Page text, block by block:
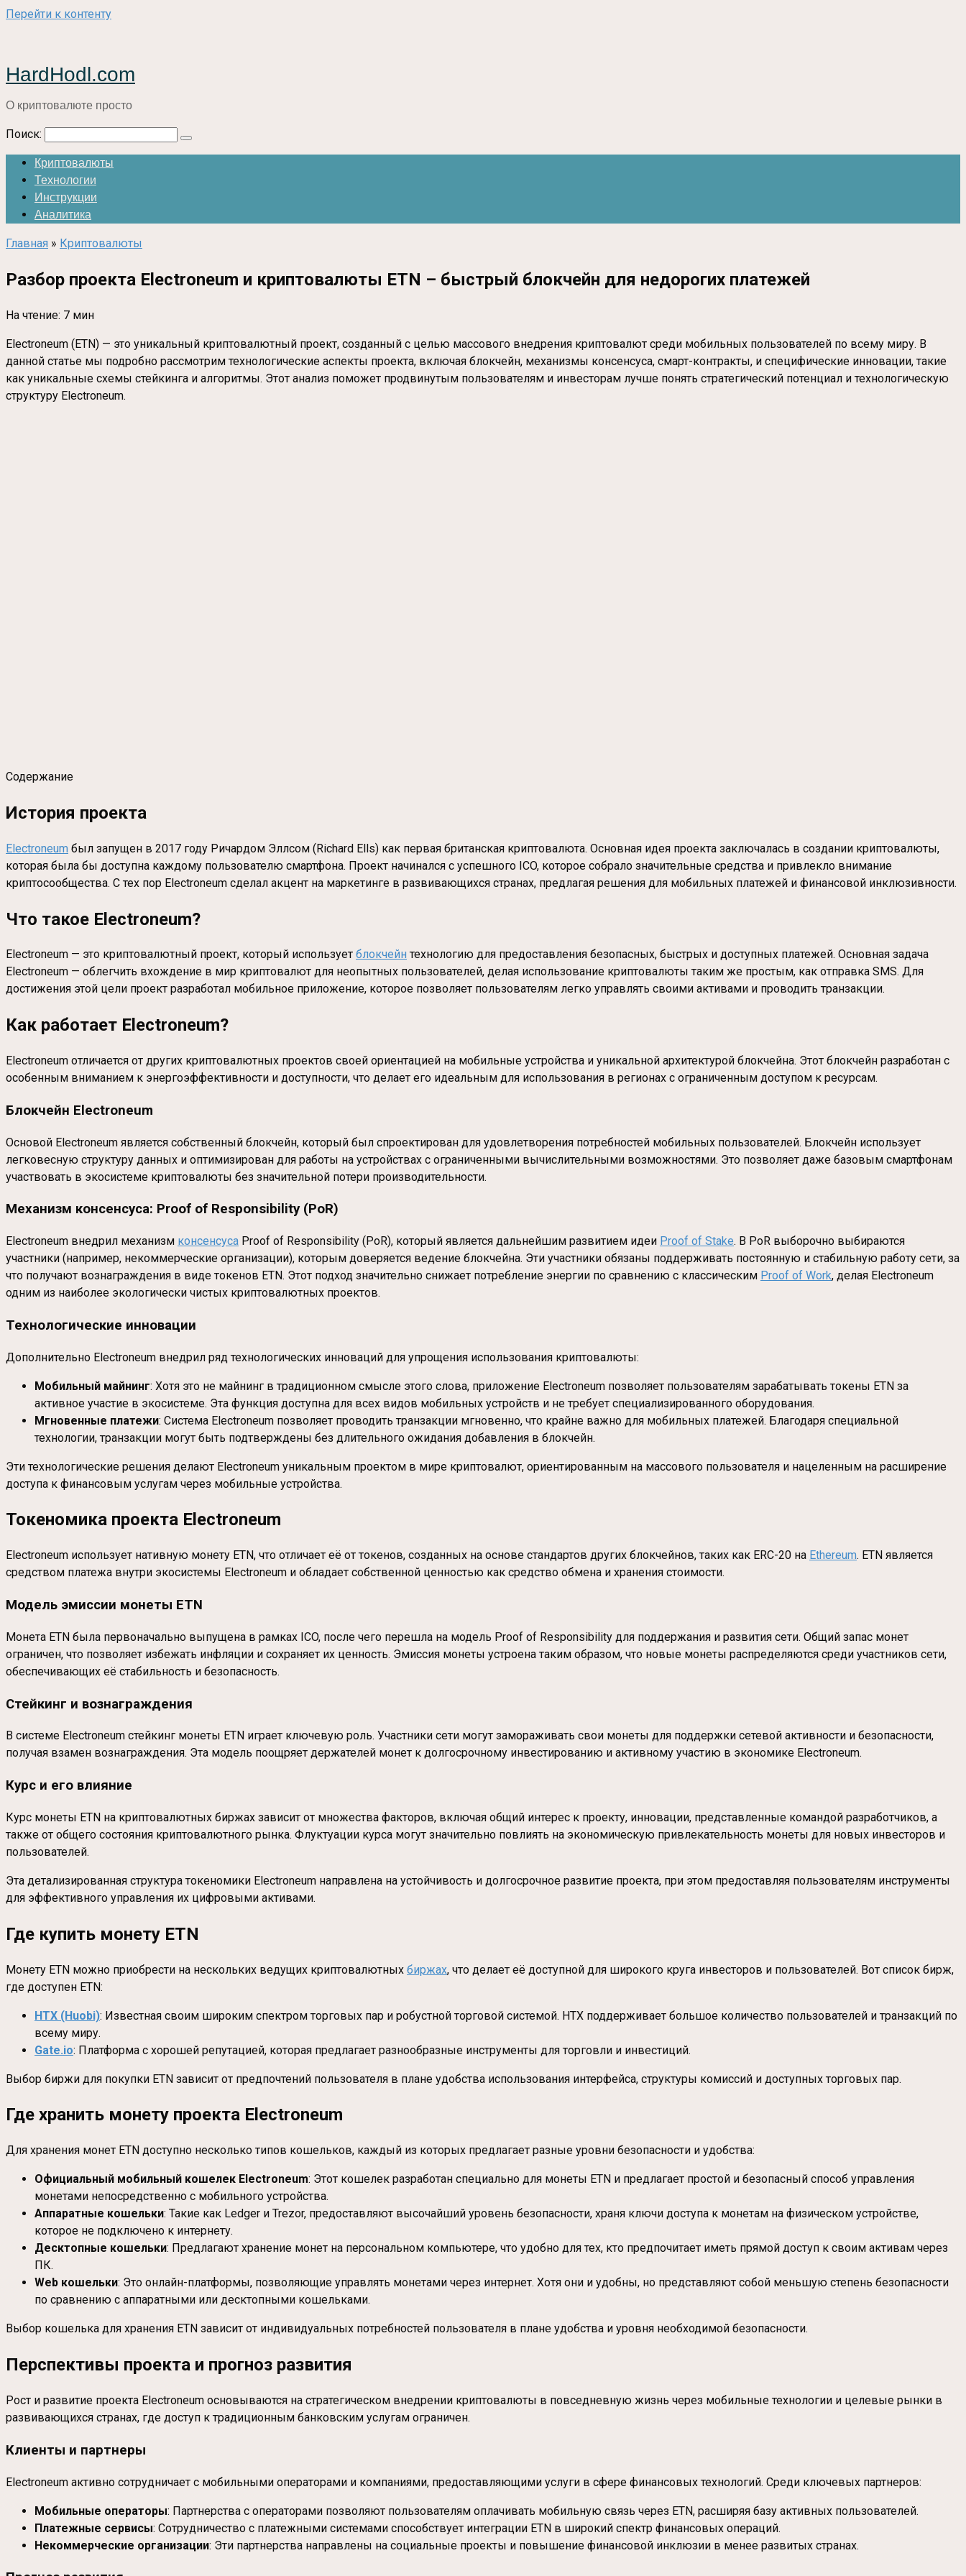
Перейти к контенту
HardHodl.com
О криптовалюте просто
Поиск:
Криптовалюты
Технологии
Инструкции
Аналитика
Главная » Криптовалюты
Разбор проекта Electroneum и криптовалюты ETN – быстрый блокчейн для недорогих платежей
На чтение: 7 мин
Electroneum (ETN) — это уникальный криптовалютный проект, созданный с целью массового внедрения криптовалют среди мобильных пользователей по всему миру. В
данной статье мы подробно рассмотрим технологические аспекты проекта, включая блокчейн, механизмы консенсуса, смарт-контракты, и специфические инновации, такие
как уникальные схемы стейкинга и алгоритмы. Этот анализ поможет продвинутым пользователям и инвесторам лучше понять стратегический потенциал и технологическую
структуру Electroneum.
Содержание
История проекта
Electroneum был запущен в 2017 году Ричардом Эллсом (Richard Ells) как первая британская криптовалюта. Основная идея проекта заключалась в создании криптовалюты,
которая была бы доступна каждому пользователю смартфона. Проект начинался с успешного ICO, которое собрало значительные средства и привлекло внимание
криптосообщества. С тех пор Electroneum сделал акцент на маркетинге в развивающихся странах, предлагая решения для мобильных платежей и финансовой инклюзивности.
Что такое Electroneum?
Electroneum — это криптовалютный проект, который использует блокчейн технологию для предоставления безопасных, быстрых и доступных платежей. Основная задача
Electroneum — облегчить вхождение в мир криптовалют для неопытных пользователей, делая использование криптовалюты таким же простым, как отправка SMS. Для
достижения этой цели проект разработал мобильное приложение, которое позволяет пользователям легко управлять своими активами и проводить транзакции.
Как работает Electroneum?
Electroneum отличается от других криптовалютных проектов своей ориентацией на мобильные устройства и уникальной архитектурой блокчейна. Этот блокчейн разработан с
особенным вниманием к энергоэффективности и доступности, что делает его идеальным для использования в регионах с ограниченным доступом к ресурсам.
Блокчейн Electroneum
Основой Electroneum является собственный блокчейн, который был спроектирован для удовлетворения потребностей мобильных пользователей. Блокчейн использует
легковесную структуру данных и оптимизирован для работы на устройствах с ограниченными вычислительными возможностями. Это позволяет даже базовым смартфонам
участвовать в экосистеме криптовалюты без значительной потери производительности.
Механизм консенсуса: Proof of Responsibility (PoR)
Electroneum внедрил механизм консенсуса Proof of Responsibility (PoR), который является дальнейшим развитием идеи Proof of Stake. В PoR выборочно выбираются
участники (например, некоммерческие организации), которым доверяется ведение блокчейна. Эти участники обязаны поддерживать постоянную и стабильную работу сети, за
что получают вознаграждения в виде токенов ETN. Этот подход значительно снижает потребление энергии по сравнению с классическим Proof of Work, делая Electroneum
одним из наиболее экологически чистых криптовалютных проектов.
Технологические инновации
Дополнительно Electroneum внедрил ряд технологических инноваций для упрощения использования криптовалюты:
Мобильный майнинг: Хотя это не майнинг в традиционном смысле этого слова, приложение Electroneum позволяет пользователям зарабатывать токены ETN за
активное участие в экосистеме. Эта функция доступна для всех видов мобильных устройств и не требует специализированного оборудования.
Мгновенные платежи: Система Electroneum позволяет проводить транзакции мгновенно, что крайне важно для мобильных платежей. Благодаря специальной
технологии, транзакции могут быть подтверждены без длительного ожидания добавления в блокчейн.
Эти технологические решения делают Electroneum уникальным проектом в мире криптовалют, ориентированным на массового пользователя и нацеленным на расширение
доступа к финансовым услугам через мобильные устройства.
Токеномика проекта Electroneum
Electroneum использует нативную монету ETN, что отличает её от токенов, созданных на основе стандартов других блокчейнов, таких как ERC-20 на Ethereum. ETN является
средством платежа внутри экосистемы Electroneum и обладает собственной ценностью как средство обмена и хранения стоимости.
Модель эмиссии монеты ETN
Монета ETN была первоначально выпущена в рамках ICO, после чего перешла на модель Proof of Responsibility для поддержания и развития сети. Общий запас монет
ограничен, что позволяет избежать инфляции и сохраняет их ценность. Эмиссия монеты устроена таким образом, что новые монеты распределяются среди участников сети,
обеспечивающих её стабильность и безопасность.
Стейкинг и вознаграждения
В системе Electroneum стейкинг монеты ETN играет ключевую роль. Участники сети могут замораживать свои монеты для поддержки сетевой активности и безопасности,
получая взамен вознаграждения. Эта модель поощряет держателей монет к долгосрочному инвестированию и активному участию в экономике Electroneum.
Курс и его влияние
Курс монеты ETN на криптовалютных биржах зависит от множества факторов, включая общий интерес к проекту, инновации, представленные командой разработчиков, а
также от общего состояния криптовалютного рынка. Флуктуации курса могут значительно повлиять на экономическую привлекательность монеты для новых инвесторов и
пользователей.
Эта детализированная структура токеномики Electroneum направлена на устойчивость и долгосрочное развитие проекта, при этом предоставляя пользователям инструменты
для эффективного управления их цифровыми активами.
Где купить монету ETN
Монету ETN можно приобрести на нескольких ведущих криптовалютных биржах, что делает её доступной для широкого круга инвесторов и пользователей. Вот список бирж,
где доступен ETN:
HTX (Huobi): Известная своим широким спектром торговых пар и робустной торговой системой. HTX поддерживает большое количество пользователей и транзакций по
всему миру.
Gate.io: Платформа с хорошей репутацией, которая предлагает разнообразные инструменты для торговли и инвестиций.
Выбор биржи для покупки ETN зависит от предпочтений пользователя в плане удобства использования интерфейса, структуры комиссий и доступных торговых пар.
Где хранить монету проекта Electroneum
Для хранения монет ETN доступно несколько типов кошельков, каждый из которых предлагает разные уровни безопасности и удобства:
Официальный мобильный кошелек Electroneum: Этот кошелек разработан специально для монеты ETN и предлагает простой и безопасный способ управления
монетами непосредственно с мобильного устройства.
Аппаратные кошельки: Такие как Ledger и Trezor, предоставляют высочайший уровень безопасности, храня ключи доступа к монетам на физическом устройстве,
которое не подключено к интернету.
Десктопные кошельки: Предлагают хранение монет на персональном компьютере, что удобно для тех, кто предпочитает иметь прямой доступ к своим активам через
ПК.
Web кошельки: Это онлайн-платформы, позволяющие управлять монетами через интернет. Хотя они и удобны, но представляют собой меньшую степень безопасности
по сравнению с аппаратными или десктопными кошельками.
Выбор кошелька для хранения ETN зависит от индивидуальных потребностей пользователя в плане удобства и уровня необходимой безопасности.
Перспективы проекта и прогноз развития
Рост и развитие проекта Electroneum основываются на стратегическом внедрении криптовалюты в повседневную жизнь через мобильные технологии и целевые рынки в
развивающихся странах, где доступ к традиционным банковским услугам ограничен.
Клиенты и партнеры
Electroneum активно сотрудничает с мобильными операторами и компаниями, предоставляющими услуги в сфере финансовых технологий. Среди ключевых партнеров:
Мобильные операторы: Партнерства с операторами позволяют пользователям оплачивать мобильную связь через ETN, расширяя базу активных пользователей.
Платежные сервисы: Сотрудничество с платежными системами способствует интеграции ETN в широкий спектр финансовых операций.
Некоммерческие организации: Эти партнерства направлены на социальные проекты и повышение финансовой инклюзии в менее развитых странах.